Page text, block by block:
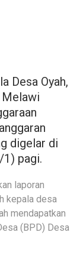
Desa Oyah,
Melawi
digelar di
1) pagi.
laporan
kepala desa
mendapatkan
(BPD) Desa